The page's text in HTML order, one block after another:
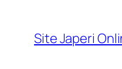
Site Japeri